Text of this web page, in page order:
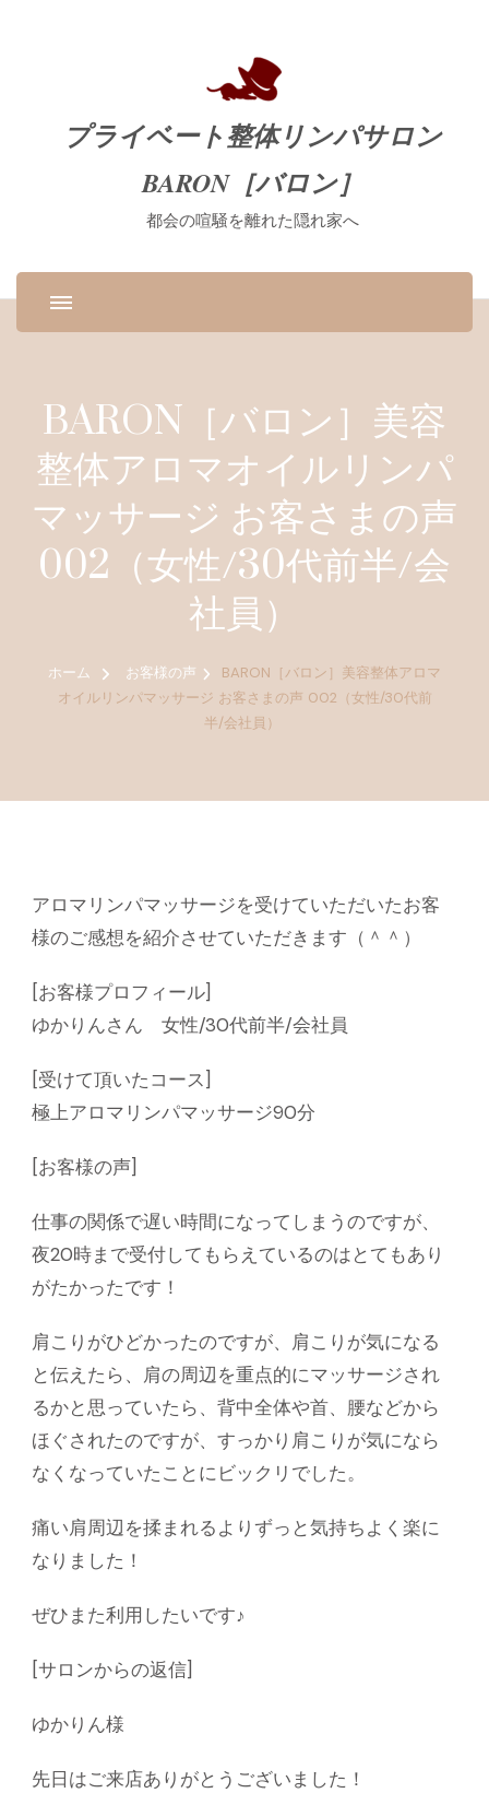
プライベート整体リンパサロン
BARON［バロン］
都会の喧騒を離れた隠れ家へ
BARON［バロン］美容
整体アロマオイルリンパ
マッサージ お客さまの声
002（女性/30代前半/会
社員）
ホーム お客様の声
BARON［バロン］美容整体アロマ
オイルリンパマッサージ お客さまの声 002（女性/30代前
半/会社員）
アロマリンパマッサージを受けていただいたお客
様のご感想を紹介させていただきます（＾＾）
[お客様プロフィール]
ゆかりんさん 女性/30代前半/会社員
[受けて頂いたコース]
極上アロマリンパマッサージ90分
[お客様の声]
仕事の関係で遅い時間になってしまうのですが、
夜20時まで受付してもらえているのはとてもあり
がたかったです！
肩こりがひどかったのですが、肩こりが気になる
と伝えたら、肩の周辺を重点的にマッサージされ
るかと思っていたら、背中全体や首、腰などから
ほぐされたのですが、すっかり肩こりが気になら
なくなっていたことにビックリでした。
痛い肩周辺を揉まれるよりずっと気持ちよく楽に
なりました！
ぜひまた利用したいです♪
[サロンからの返信]
ゆかりん様
先日はご来店ありがとうございました！